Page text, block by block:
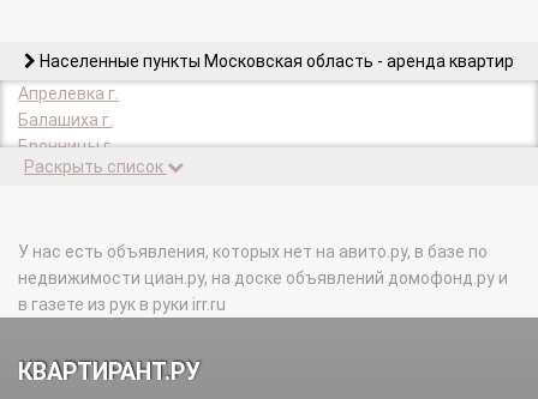
Населенные пункты Московская область - аренда квартир
Апрелевка г.
Балашиха г.
Бронницы г.
Булатниковское с/п.
Володарское с/п.
Волоколамск г.
Волоколамский р-н.
Воскресенский р-н.
Высоковск г.
Раскрыть список
У нас есть объявления, которых нет на авито.ру, в базе по
недвижимости циан.ру, на доске объявлений домофонд.ру и
в газете из рук в руки irr.ru
КВАРТИРАНТ.РУ